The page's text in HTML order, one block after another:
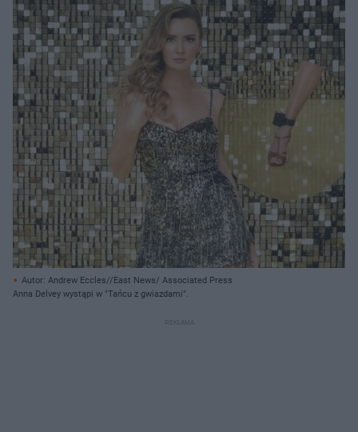
Autor: Andrew Eccles//East News/ Associated Press
Anna Delvey wystąpi w "Tańcu z gwiazdami".